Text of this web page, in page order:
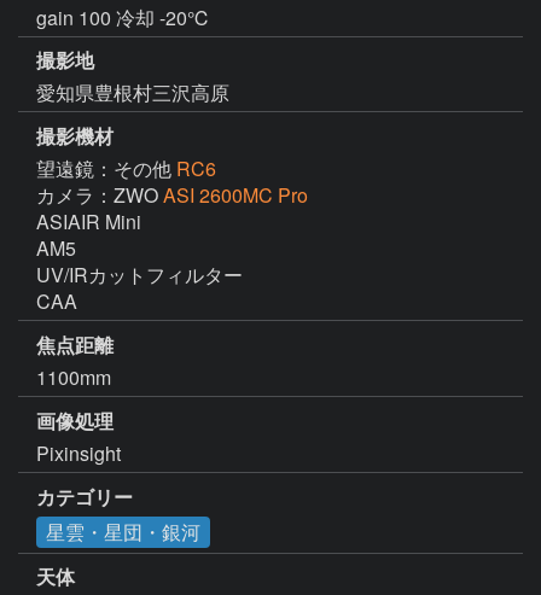
gain 100 冷却 -20℃
撮影地
愛知県豊根村三沢高原
撮影機材
望遠鏡：その他 RC6
カメラ：ZWOASI 2600MC Pro
ASIAIR Mini
AM5
UV/IRカットフィルター
CAA
焦点距離
1100mm
画像処理
Pixinsight
カテゴリー
星雲・星団・銀河
天体